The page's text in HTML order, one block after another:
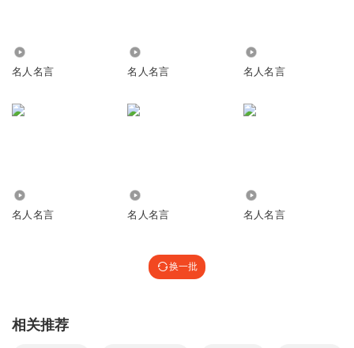
名人名言 名人名言 名人名言
名人名言 名人名言 名人名言
换一批
相关推荐